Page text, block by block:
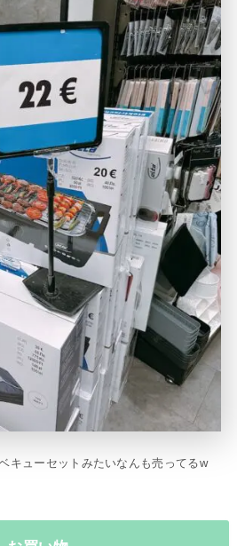
キューセットみたいなんも売ってるw